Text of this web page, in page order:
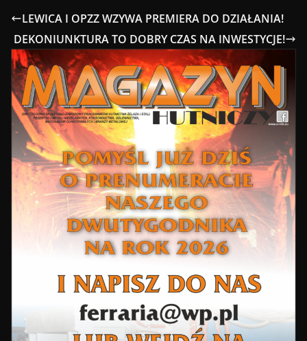
LEWICA I OPZZ WZYWA PREMIERA DO DZIAŁANIA!
DEKONIUNKTURA TO DOBRY CZAS NA INWESTYCJE!